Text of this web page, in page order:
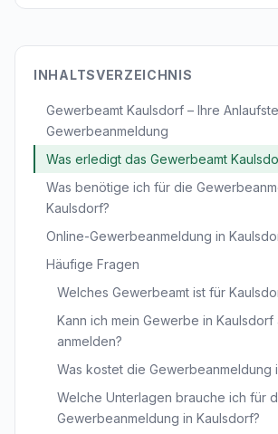
INHALTSVERZEICHNIS
Gewerbeamt Kaulsdorf – Ihre
Gewerbeanmeldung
Was erledigt das Gewerbeamt
Was benötige ich für die
Kaulsdorf?
Online-Gewerbeanmeldung in
Häufige Fragen
Welches Gewerbeamt ist für
Kann ich mein Gewerbe in Kaulsdorf
anmelden?
Was kostet die Gewerbeanmeldung
Welche Unterlagen brauche ich für
Gewerbeanmeldung in Kaulsdorf?